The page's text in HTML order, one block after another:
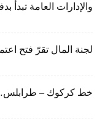
والإدارات العامة تبدأ
لجنة المال تقرّ فتح
خط كركوك – طرابلس…